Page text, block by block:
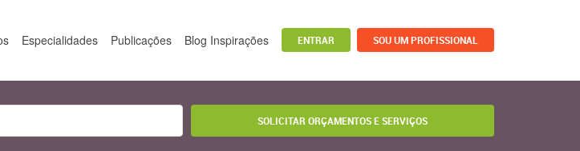
ENTRAR SOU UM PROFISSIONAL
Especialidades Publicações Blog Inspirações